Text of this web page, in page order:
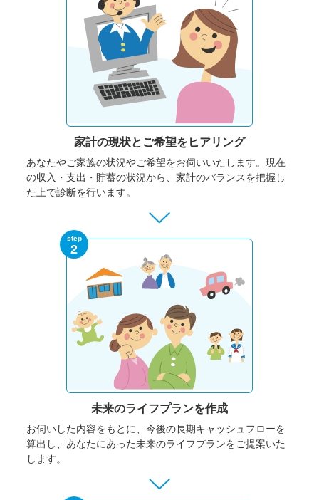
家計の現状と ご希望をヒアリング
あなたやご家族の状況やご希望をお伺いいたします。 現在
の収入・支出・貯蓄の状況から、家計のバランスを把握し
た上で診断を行います。
step
2
未来のライフプランを作成
お伺いした内容をもとに、今後の長期キャッシュフローを
算出し、あなたにあった未来のライフプランをご提案いた
します。